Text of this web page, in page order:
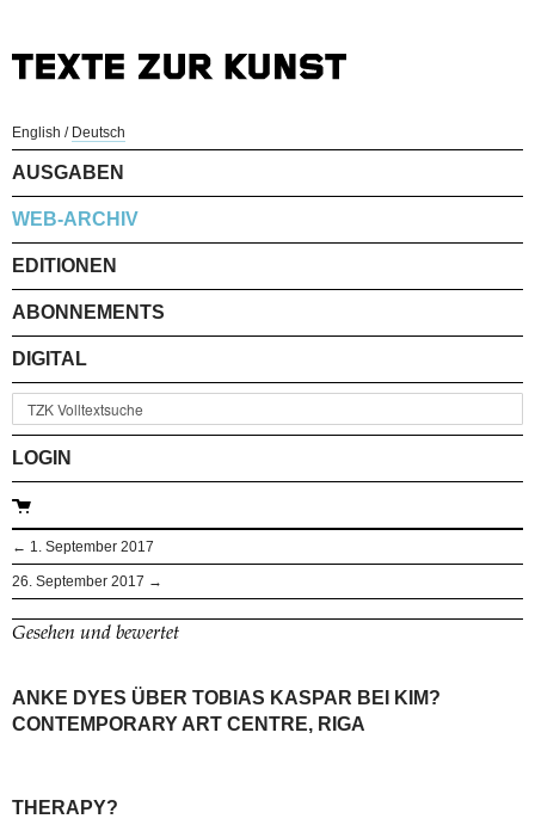
English / Deutsch
AUSGABEN
WEB-ARCHIV
EDITIONEN
ABONNEMENTS
DIGITAL
LOGIN
← 1. September 2017
26. September 2017 →
Gesehen und bewertet
ANKE DYES ÜBER TOBIAS KASPAR BEI KIM?
CONTEMPORARY ART CENTRE, RIGA
THERAPY?